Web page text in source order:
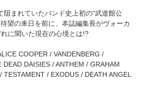
阻まれていたバンド史上初の“武道館公
望の来日を前に、本誌編集長がヴォーカ
に聞いた現在の心境とは!?
COOPER / VANDENBERG /
DEAD DAISIES / ANTHEM / GRAHAM
TESTAMENT / EXODUS / DEATH ANGEL